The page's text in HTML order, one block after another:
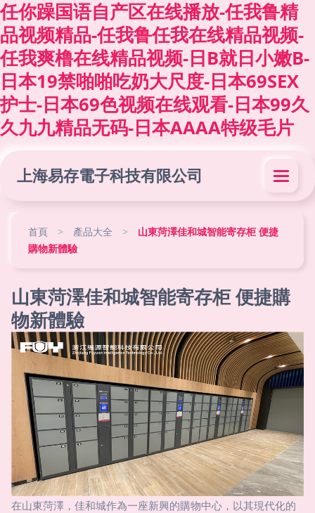
任你躁国语自产区在线播放-任我鲁精
品视频精品-任我鲁任我在线精品视频-
任我爽橹在线精品视频-日B就日小嫩B-
日本19禁啪啪吃奶大尺度-日本69SEX
护士-日本69色视频在线观看-日本99久
久九九精品无码-日本AAAA特级毛片
上海易存電子科技有限公司
首頁 > 產品大全 >
山東菏澤佳和城智能寄存柜 便捷
購物新體驗
山東菏澤佳和城智能寄存柜 便捷購
物新體驗
在山東菏澤，佳和城作為一座新興的購物中心，以其現代化的